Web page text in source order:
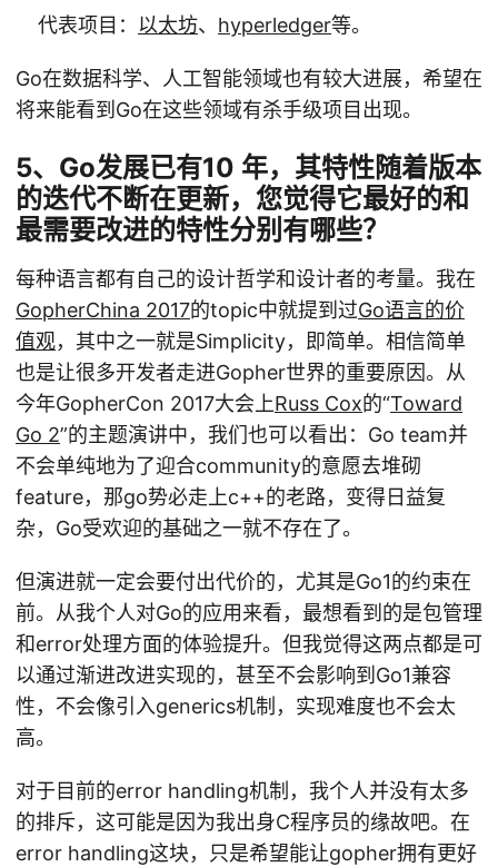
代表项目： 以太坊、 hyperledger等。
Go在数据科学、人工智能领域也有较大进展，希望在
将来能看到Go在这些领域有杀手级项目出现。
5、Go发展已有10 年，其特性随着版本
的迭代不断在更新，您觉得它最好的和
最需要改进的特性分别有哪些？
每种语言都有自己的设计哲学和设计者的考量。我在
GopherChina 2017的topic中就提到过Go语言的价
值观，其中之一就是Simplicity，即简单。相信简单
也是让很多开发者走进Gopher世界的重要原因。从
今年GopherCon 2017大会上Russ Cox的“Toward
Go 2”的主题演讲中，我们也可以看出：Go team并
不会单纯地为了迎合community的意愿去堆砌
feature，那go势必走上c++的老路，变得日益复
杂，Go受欢迎的基础之一就不存在了。
但演进就一定会要付出代价的，尤其是Go1的约束在
前。从我个人对Go的应用来看，最想看到的是包管理
和error处理方面的体验提升。但我觉得这两点都是可
以通过渐进改进实现的，甚至不会影响到Go1兼容
性，不会像引入generics机制，实现难度也不会太
高。
对于目前的error handling机制，我个人并没有太多
的排斥，这可能是因为我出身C程序员的缘故吧。在
error handling这块，只是希望能让gopher拥有更好